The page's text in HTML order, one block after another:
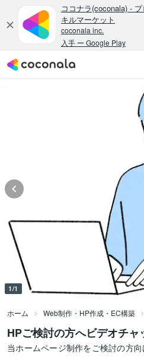
1/1
ホーム Web制作・HP作成・EC構築
HPご検討の方へビデオチ
当ホームページ制作をご検討の方